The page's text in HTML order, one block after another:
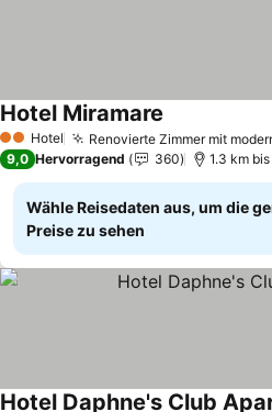
2 Sterne
Hotel Renovierte Zimmer mit
Hotel Miramare
9,0 Hervorragend 360 1.3 km
Wähle Reisedaten aus, um die
Preise zu sehen
Hotel Daphne's Club